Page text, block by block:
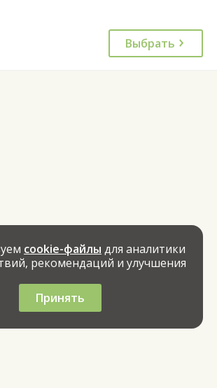
Выбрать
cookie-файлы для аналитики
рекомендаций и улучшения
Принять